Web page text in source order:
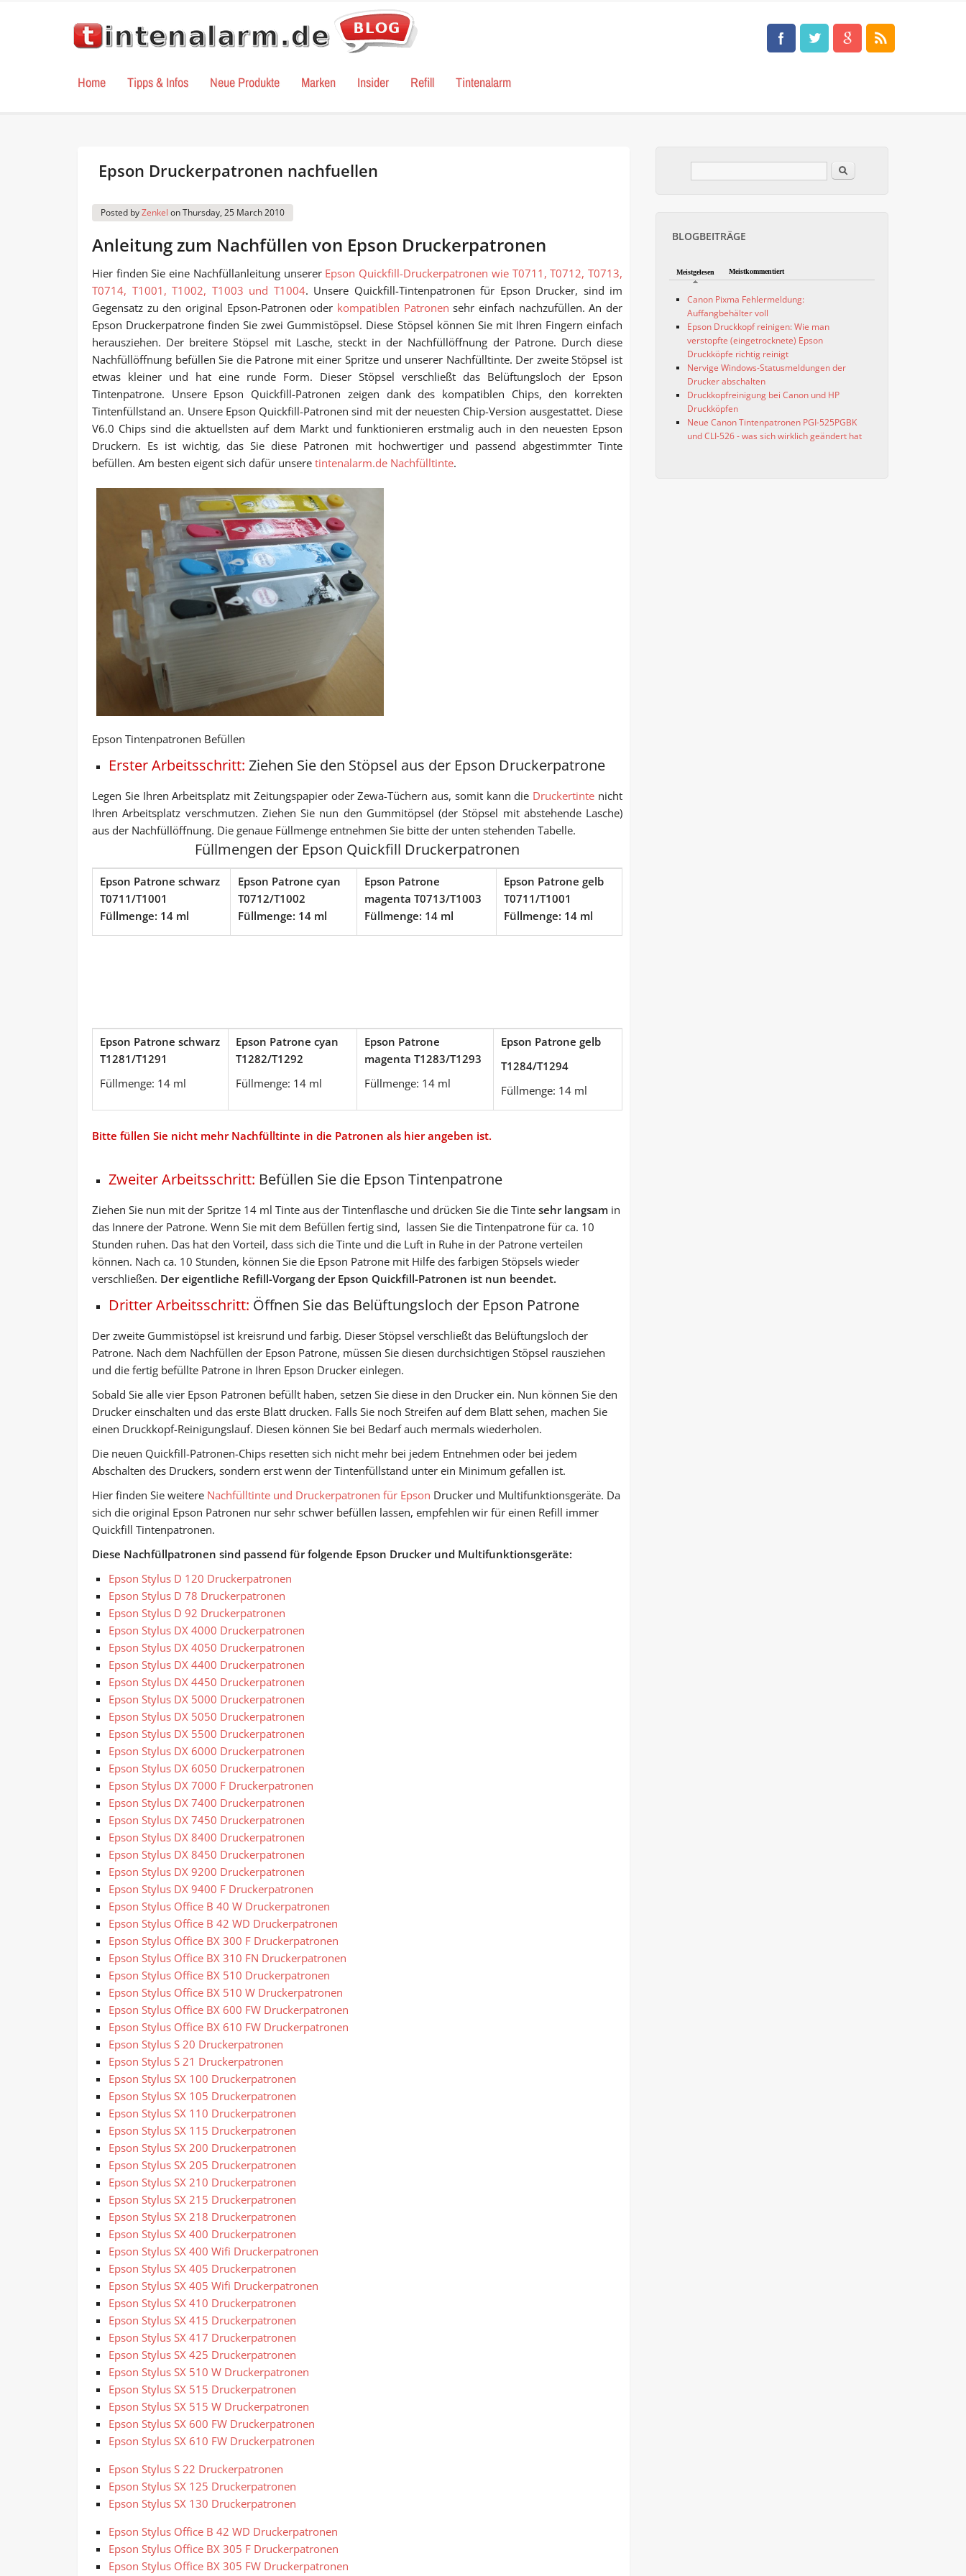
Home Tipps & Infos Neue Produkte Marken Insider Refill Tintenalarm
Epson Druckerpatronen nachfuellen
Posted byZenkel onThursday, 25 March 2010
Anleitung zum Nachfüllen von Epson Druckerpatronen
Hier finden Sie eine Nachfüllanleitung unserer Epson Quickfill-Druckerpatronen wie T0711, T0712, T0713,
T0714, T1001, T1002, T1003 und T1004. Unsere Quickfill-Tintenpatronen für Epson Drucker, sind im
Gegensatz zu den original Epson-Patronen oder kompatiblen Patronen sehr einfach nachzufüllen. An der
Epson Druckerpatrone finden Sie zwei Gummistöpsel. Diese Stöpsel können Sie mit Ihren Fingern einfach
herausziehen. Der breitere Stöpsel mit Lasche, steckt in der Nachfüllöffnung der Patrone. Durch diese
Nachfüllöffnung befüllen Sie die Patrone mit einer Spritze und unserer Nachfülltinte. Der zweite Stöpsel ist
etwas kleiner und hat eine runde Form. Dieser Stöpsel verschließt das Belüftungsloch der Epson
Tintenpatrone. Unsere Epson Quickfill-Patronen zeigen dank des kompatiblen Chips, den korrekten
Tintenfüllstand an. Unsere Epson Quickfill-Patronen sind mit der neuesten Chip-Version ausgestattet. Diese
V6.0 Chips sind die aktuellsten auf dem Markt und funktionieren erstmalig auch in den neuesten Epson
Druckern. Es ist wichtig, das Sie diese Patronen mit hochwertiger und passend abgestimmter Tinte
befüllen. Am besten eigent sich dafür unsere tintenalarm.de Nachfülltinte.
Epson Tintenpatronen Befüllen
Erster Arbeitsschritt: Ziehen Sie den Stöpsel aus der Epson Druckerpatrone
Legen Sie Ihren Arbeitsplatz mit Zeitungspapier oder Zewa-Tüchern aus, somit kann die Druckertinte nicht
Ihren Arbeitsplatz verschmutzen. Ziehen Sie nun den Gummitöpsel (der Stöpsel mit abstehende Lasche)
aus der Nachfüllöffnung. Die genaue Füllmenge entnehmen Sie bitte der unten stehenden Tabelle.
Füllmengen der Epson Quickfill Druckerpatronen
Epson Patrone schwarz
T0711/T1001
Füllmenge: 14 ml
Epson Patrone cyan
T0712/T1002
Füllmenge: 14 ml
Epson Patrone
magenta T0713/T1003
Füllmenge: 14 ml
Epson Patrone gelb
T0711/T1001
Füllmenge: 14 ml
Epson Patrone schwarz
T1281/T1291
Füllmenge: 14 ml
Epson Patrone cyan
T1282/T1292
Füllmenge: 14 ml
Epson Patrone
magenta T1283/T1293
Füllmenge: 14 ml
Epson Patrone gelb
T1284/T1294
Füllmenge: 14 ml
Bitte füllen Sie nicht mehr Nachfülltinte in die Patronen als hier angeben ist.
Zweiter Arbeitsschritt: Befüllen Sie die Epson Tintenpatrone
Ziehen Sie nun mit der Spritze 14 ml Tinte aus der Tintenflasche und drücken Sie die Tinte sehr langsam in
das Innere der Patrone. Wenn Sie mit dem Befüllen fertig sind, lassen Sie die Tintenpatrone für ca. 10
Stunden ruhen. Das hat den Vorteil, dass sich die Tinte und die Luft in Ruhe in der Patrone verteilen
können. Nach ca. 10 Stunden, können Sie die Epson Patrone mit Hilfe des farbigen Stöpsels wieder
verschließen. Der eigentliche Refill-Vorgang der Epson Quickfill-Patronen ist nun beendet.
Dritter Arbeitsschritt: Öffnen Sie das Belüftungsloch der Epson Patrone
Der zweite Gummistöpsel ist kreisrund und farbig. Dieser Stöpsel verschließt das Belüftungsloch der
Patrone. Nach dem Nachfüllen der Epson Patrone, müssen Sie diesen durchsichtigen Stöpsel rausziehen
und die fertig befüllte Patrone in Ihren Epson Drucker einlegen.
Sobald Sie alle vier Epson Patronen befüllt haben, setzen Sie diese in den Drucker ein. Nun können Sie den
Drucker einschalten und das erste Blatt drucken. Falls Sie noch Streifen auf dem Blatt sehen, machen Sie
einen Druckkopf-Reinigungslauf. Diesen können Sie bei Bedarf auch mermals wiederholen.
Die neuen Quickfill-Patronen-Chips resetten sich nicht mehr bei jedem Entnehmen oder bei jedem
Abschalten des Druckers, sondern erst wenn der Tintenfüllstand unter ein Minimum gefallen ist.
Hier finden Sie weitere Nachfülltinte und Druckerpatronen für Epson Drucker und Multifunktionsgeräte. Da
sich die original Epson Patronen nur sehr schwer befüllen lassen, empfehlen wir für einen Refill immer
Quickfill Tintenpatronen.
Diese Nachfüllpatronen sind passend für folgende Epson Drucker und Multifunktionsgeräte:
Epson Stylus D 120 Druckerpatronen
Epson Stylus D 78 Druckerpatronen
Epson Stylus D 92 Druckerpatronen
Epson Stylus DX 4000 Druckerpatronen
Epson Stylus DX 4050 Druckerpatronen
Epson Stylus DX 4400 Druckerpatronen
Epson Stylus DX 4450 Druckerpatronen
Epson Stylus DX 5000 Druckerpatronen
Epson Stylus DX 5050 Druckerpatronen
Epson Stylus DX 5500 Druckerpatronen
Epson Stylus DX 6000 Druckerpatronen
Epson Stylus DX 6050 Druckerpatronen
Epson Stylus DX 7000 F Druckerpatronen
Epson Stylus DX 7400 Druckerpatronen
Epson Stylus DX 7450 Druckerpatronen
Epson Stylus DX 8400 Druckerpatronen
Epson Stylus DX 8450 Druckerpatronen
Epson Stylus DX 9200 Druckerpatronen
Epson Stylus DX 9400 F Druckerpatronen
Epson Stylus Office B 40 W Druckerpatronen
Epson Stylus Office B 42 WD Druckerpatronen
Epson Stylus Office BX 300 F Druckerpatronen
Epson Stylus Office BX 310 FN Druckerpatronen
Epson Stylus Office BX 510 Druckerpatronen
Epson Stylus Office BX 510 W Druckerpatronen
Epson Stylus Office BX 600 FW Druckerpatronen
Epson Stylus Office BX 610 FW Druckerpatronen
Epson Stylus S 20 Druckerpatronen
Epson Stylus S 21 Druckerpatronen
Epson Stylus SX 100 Druckerpatronen
Epson Stylus SX 105 Druckerpatronen
Epson Stylus SX 110 Druckerpatronen
Epson Stylus SX 115 Druckerpatronen
Epson Stylus SX 200 Druckerpatronen
Epson Stylus SX 205 Druckerpatronen
Epson Stylus SX 210 Druckerpatronen
Epson Stylus SX 215 Druckerpatronen
Epson Stylus SX 218 Druckerpatronen
Epson Stylus SX 400 Druckerpatronen
Epson Stylus SX 400 Wifi Druckerpatronen
Epson Stylus SX 405 Druckerpatronen
Epson Stylus SX 405 Wifi Druckerpatronen
Epson Stylus SX 410 Druckerpatronen
Epson Stylus SX 415 Druckerpatronen
Epson Stylus SX 417 Druckerpatronen
Epson Stylus SX 425 Druckerpatronen
Epson Stylus SX 510 W Druckerpatronen
Epson Stylus SX 515 Druckerpatronen
Epson Stylus SX 515 W Druckerpatronen
Epson Stylus SX 600 FW Druckerpatronen
Epson Stylus SX 610 FW Druckerpatronen
Epson Stylus S 22 Druckerpatronen
Epson Stylus SX 125 Druckerpatronen
Epson Stylus SX 130 Druckerpatronen
Epson Stylus Office B 42 WD Druckerpatronen
Epson Stylus Office BX 305 F Druckerpatronen
Epson Stylus Office BX 305 FW Druckerpatronen
Suchformular Im Blog suchen
BLOGBEITRÄGE
Meistgelesen Meistkommentiert
Canon Pixma Fehlermeldung:
Auffangbehälter voll
Epson Druckkopf reinigen: Wie man
verstopfte (eingetrocknete) Epson
Druckköpfe richtig reinigt
Nervige Windows-Statusmeldungen der
Drucker abschalten
Druckkopfreinigung bei Canon und HP
Druckköpfen
Neue Canon Tintenpatronen PGI-525PGBK
und CLI-526 - was sich wirklich geändert hat